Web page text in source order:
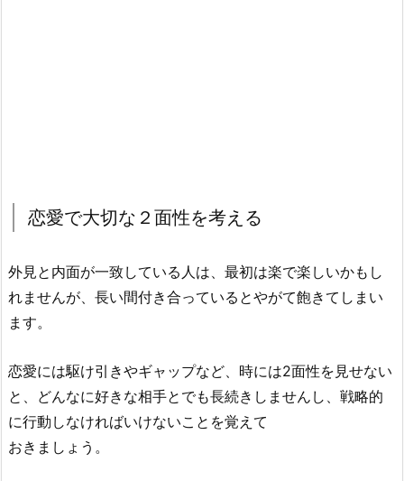
恋愛で大切な２面性を考える
外見と内面が一致している人は、最初は楽で楽しいかもし
れませんが、長い間付き合っているとやがて飽きてしまい
ます。
恋愛には駆け引きやギャップなど、時には2面性を見せない
と、どんなに好きな相手とでも長続きしませんし、戦略的
に行動しなければいけないことを覚えて
おきましょう。